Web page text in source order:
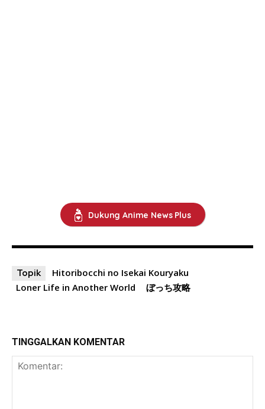
Dukung Anime News Plus
Topik
Hitoribocchi no Isekai Kouryaku
Loner Life in Another World
ぼっち攻略
TINGGALKAN KOMENTAR